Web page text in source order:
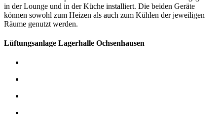
in der Lounge und in der Küche installiert. Die beiden Geräte
können sowohl zum Heizen als auch zum Kühlen der jeweiligen
Räume genutzt werden.
Lüftungsanlage Lagerhalle Ochsenhausen